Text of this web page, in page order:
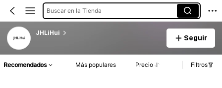
Buscar en la Tienda
JHLiHui
Seguir
Recomendados Más populares Precio Filtros